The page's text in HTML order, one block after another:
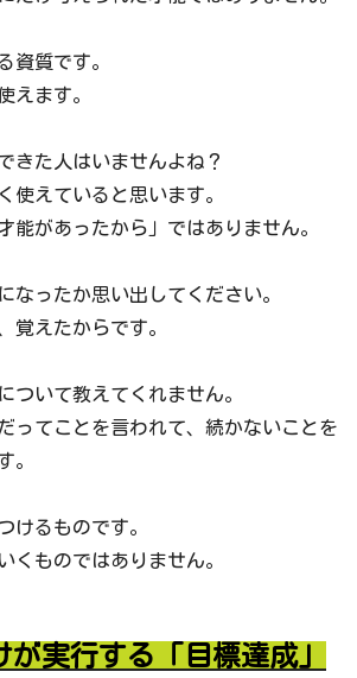
資質です。
えます。
きた人はいませんよね？
使えていると思います。
能があったから」ではありません。
なったか思い出してください。
覚えたからです。
ついて教えてくれません。
ってことを言われて、続かないことを
。
けるものです。
くものではありません。
が実行する「目標達成」